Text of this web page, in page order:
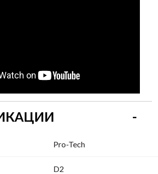
Pro-Tech
D2